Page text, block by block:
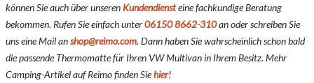
können Sie auch über unseren Kundendiensteine fachkundige Beratung
bekommen. Rufen Sie einfach unter06150 8662-310an oder schreiben Sie
uns eine Mail anshop@reimo.com. Dann haben Sie wahrscheinlich schon bald
die passende Thermomatte für Ihren VW Multivan in Ihrem Besitz. Mehr
Camping-Artikel auf Reimo finden Siehier!